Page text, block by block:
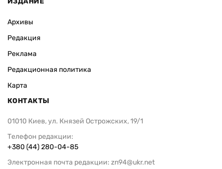
Архивы
Редакция
Реклама
Редакционная политика
Карта
КОНТАКТЫ
01010 Киев, ул. Князей Острожских, 19/1
Телефон редакции:
+380 (44) 280-04-85
Электронная почта редакции: zn94@ukr.net